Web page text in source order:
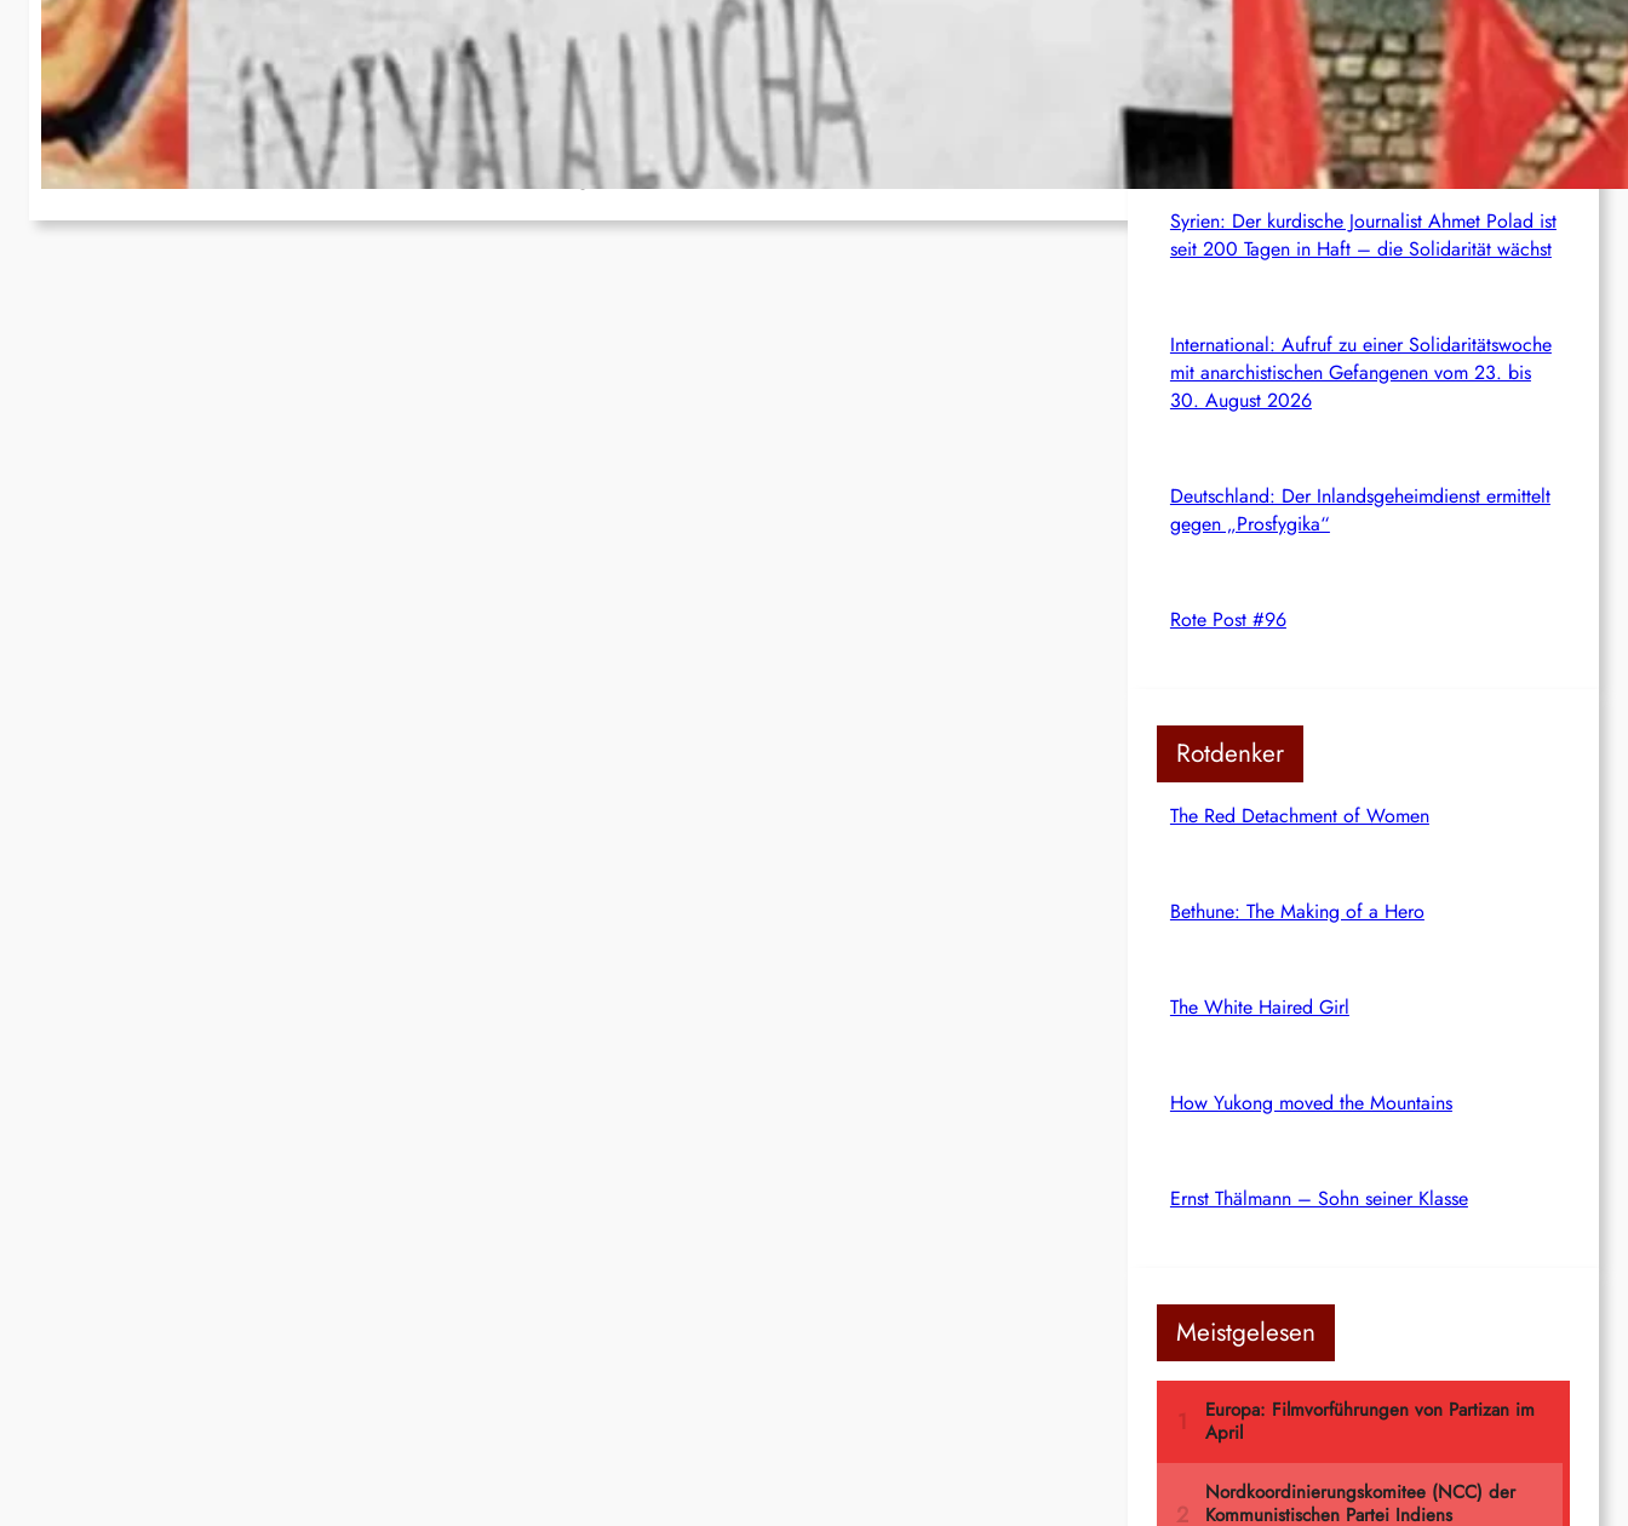
VERSCHWUNDENEN: ES LEBE DER TAG DES
HELDENTUMS!
Juni 17, 2026
Wir teilen hier eine inoffizielle Übersetzung eines Dokuments aus Ecuador
zum Tag des Heldentums: Im Namen der „Frente de Defensa…
Aktuelles aus dem Netz
Italien: 1.000 Euro Geldstrafe für ein
antifaschistisches Transparent
Syrien: Der kurdische Journalist Ahmet Polad ist
seit 200 Tagen in Haft – die Solidarität wächst
International: Aufruf zu einer Solidaritätswoche
mit anarchistischen Gefangenen vom 23. bis
30. August 2026
Deutschland: Der Inlandsgeheimdienst ermittelt
gegen „Prosfygika“
Rote Post #96
Rotdenker
The Red Detachment of Women
Bethune: The Making of a Hero
The White Haired Girl
How Yukong moved the Mountains
Ernst Thälmann – Sohn seiner Klasse
Meistgelesen